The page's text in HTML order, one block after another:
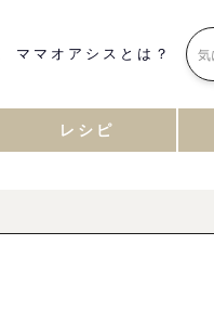
ママオアシスとは？
レシピ